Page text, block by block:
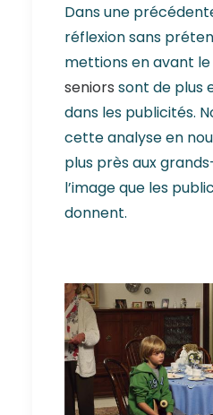
Dans une
réflexion sans
mettions en avant
seniors sont de plus
dans les publicités.
cette analyse en
plus près aux
l’image que les
donnent.